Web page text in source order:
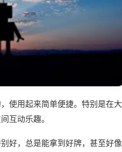
使用起来简单便捷。特别是在大
互动乐趣。
好，总是能拿到好牌，甚至好像